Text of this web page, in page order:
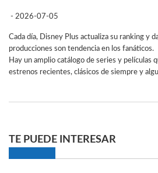
- 2026-07-05
Cada día, Disney Plus actualiza su ranking y
producciones son tendencia en los fanáticos.
Hay un amplio catálogo de series y películas
estrenos recientes, clásicos de siempre y
TE PUEDE INTERESAR